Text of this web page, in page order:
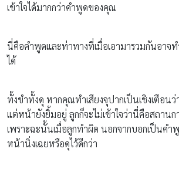
เข้าใจได้มากกว่าคำพูดของคุณ
นี่คือคำพูดและท่าทางที่เมื่อเอามารวมกันอาจท
ได้
ทั้งขำทั้งดุ หากคุณทำเสียงจุปากเป็นเชิงเตือนว่
แต่หน้ายังยิ้มอยู่ ลูกก็จะไม่เข้าใจว่านี่คือสถานก
เพราะฉะนั้นเมื่อลูกทำผิด นอกจากบอกเป็นคำ
หน้านิ่งเฉยหรือดุไว้ดีกว่า